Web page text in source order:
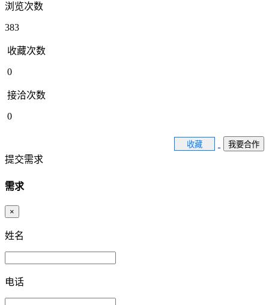
浏览次数
383
收藏次数
0
接洽次数
0
收藏 我要合作
提交需求
需求
×
姓名
电话